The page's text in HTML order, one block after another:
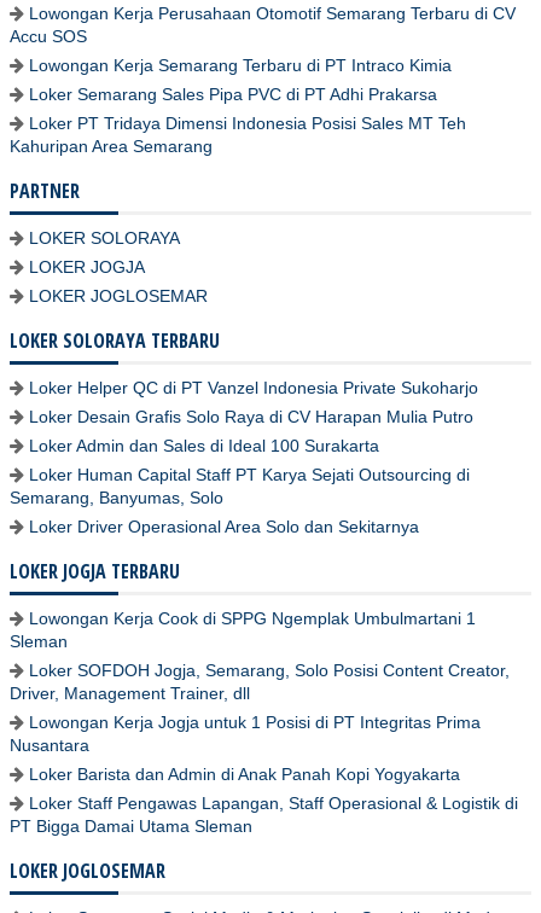
Lowongan Kerja Perusahaan Otomotif Semarang Terbaru di CV
Accu SOS
Lowongan Kerja Semarang Terbaru di PT Intraco Kimia
Loker Semarang Sales Pipa PVC di PT Adhi Prakarsa
Loker PT Tridaya Dimensi Indonesia Posisi Sales MT Teh
Kahuripan Area Semarang
PARTNER
LOKER SOLORAYA
LOKER JOGJA
LOKER JOGLOSEMAR
LOKER SOLORAYA TERBARU
Loker Helper QC di PT Vanzel Indonesia Private Sukoharjo
Loker Desain Grafis Solo Raya di CV Harapan Mulia Putro
Loker Admin dan Sales di Ideal 100 Surakarta
Loker Human Capital Staff PT Karya Sejati Outsourcing di
Semarang, Banyumas, Solo
Loker Driver Operasional Area Solo dan Sekitarnya
LOKER JOGJA TERBARU
Lowongan Kerja Cook di SPPG Ngemplak Umbulmartani 1
Sleman
Loker SOFDOH Jogja, Semarang, Solo Posisi Content Creator,
Driver, Management Trainer, dll
Lowongan Kerja Jogja untuk 1 Posisi di PT Integritas Prima
Nusantara
Loker Barista dan Admin di Anak Panah Kopi Yogyakarta
Loker Staff Pengawas Lapangan, Staff Operasional & Logistik di
PT Bigga Damai Utama Sleman
LOKER JOGLOSEMAR